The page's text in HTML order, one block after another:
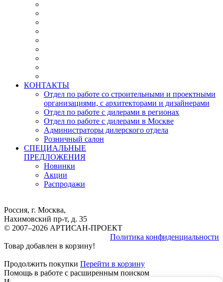
КОНТАКТЫ
Отдел по работе со строительными и проектными
организациями, с архитекторами и дизайнерами
Отдел по работе с дилерами в регионах
Отдел по работе с дилерами в Москве
Администраторы дилерского отдела
Розничный салон
СПЕЦИАЛЬНЫЕ
ПРЕДЛОЖЕНИЯ
Новинки
Акции
Распродажи
Россия, г. Москва,
Нахимовский пр-т, д. 35
© 2007–2026 АРТИСАН-ПРОЕКТ
Политика конфиденциальности
Товар добавлен в корзину!
Продолжить покупки Перейти в корзину
Помощь в работе с расширенным поиском